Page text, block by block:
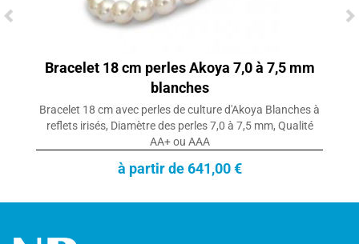
Bracelet 18 cm perles Akoya 7,0 à 7,5 mm
blanches
Bracelet 18 cm avec perles de culture d'Akoya Blanches à
reflets irisés, Diamètre des perles 7,0 à 7,5 mm, Qualité
AA+ ou AAA
à partir de 641,00 €